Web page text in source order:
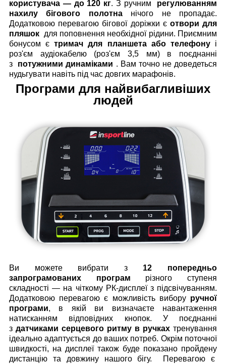
користувача — до 120 кг. З ручним регулюванням
нахилу бігового полотнанічого не пропадає.
Додатковою перевагою бігової доріжки є отвори для
пляшок для поповнення необхідної рідини. Приємним
бонусом єтримач для планшета або телефонуі
роз'єм аудіокабелю (роз'єм 3,5 мм) в поєднанні
з потужними динаміками . Вам точно не доведеться
нудьгувати навіть під час довгих марафонів.
Програми для найвибагливіших
людей
Ви можете вибрати з 12 попередньо
запрограмованих програм різного ступеня
складності — на чіткому РК-дисплеї з підсвічуванням.
Додатковою перевагою є можливість вибору ручної
програми, в якій ви визначаєте навантаження
натисканням відповідних кнопок. У поєднанні
з датчиками серцевого ритму в ручках тренування
ідеально адаптується до ваших потреб. Окрім поточної
швидкості, на дисплеї також буде показано пройдену
дистанцію та довжину нашого бігу.
Перевагою є